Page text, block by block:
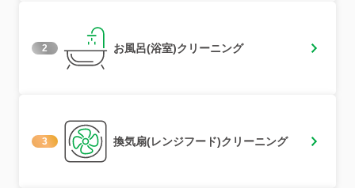
2 お風呂(浴室)クリーニング
3 換気扇(レンジフード)クリーニング